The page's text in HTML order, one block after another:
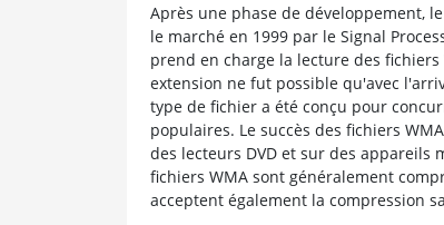
Après une phase de développement,
le marché en 1999 par le Signal
prend en charge la lecture des
extension ne fut possible qu'avec
type de fichier a été conçu pour
populaires. Le succès des fichiers
des lecteurs DVD et sur des appareils
fichiers WMA sont généralement
acceptent également la compression